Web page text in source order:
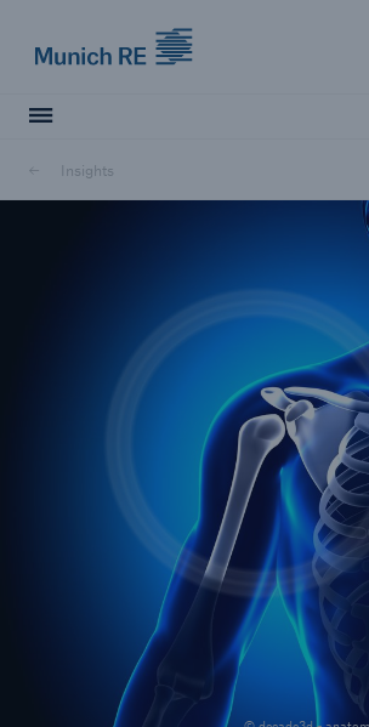
Insights
Versicherer
Tech Trend Radar 2026
Our expert perspective for